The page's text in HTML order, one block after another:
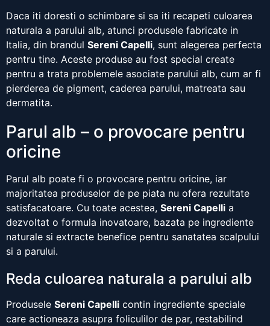
Daca iti doresti o schimbare si sa iti recapeti culoarea
naturala a parului alb, atunci produsele fabricate in
Italia, din brandul Sereni Capelli, sunt alegerea perfecta
pentru tine. Aceste produse au fost special create
pentru a trata problemele asociate parului alb, cum ar fi
pierderea de pigment, caderea parului, matreata sau
dermatita.
Parul alb – o provocare pentru
oricine
Parul alb poate fi o provocare pentru oricine, iar
majoritatea produselor de pe piata nu ofera rezultate
satisfacatoare. Cu toate acestea, Sereni Capelli a
dezvoltat o formula inovatoare, bazata pe ingrediente
naturale si extracte benefice pentru sanatatea scalpului
si a parului.
Reda culoarea naturala a parului alb
Produsele Sereni Capelli contin ingrediente speciale
care actioneaza asupra foliculilor de par, restabilind